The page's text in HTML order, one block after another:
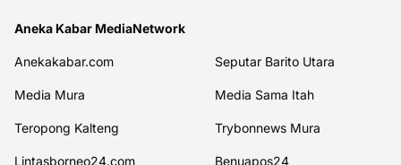
Aneka Kabar MediaNetwork
Anekakabar.com Seputar Barito Utara
Media Mura Media Sama Itah
Teropong Kalteng Trybonnews Mura
Lintasborneo24.com Benuapos24